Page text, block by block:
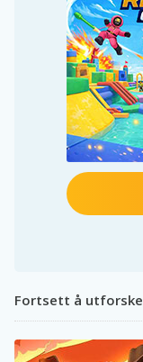
Fortsett å utforske